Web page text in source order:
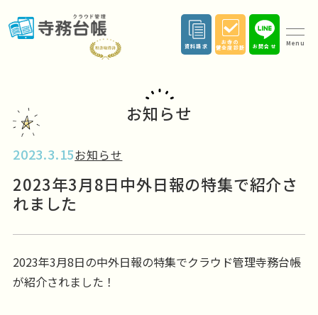
Menu
資料請求
お寺の
健全度診断
お問合せ
お知らせ
2023.3.15お知らせ
2023年3月8日中外日報の特集で紹介さ
れました
2023年3月8日の中外日報の特集でクラウド管理寺務台帳
が紹介されました！